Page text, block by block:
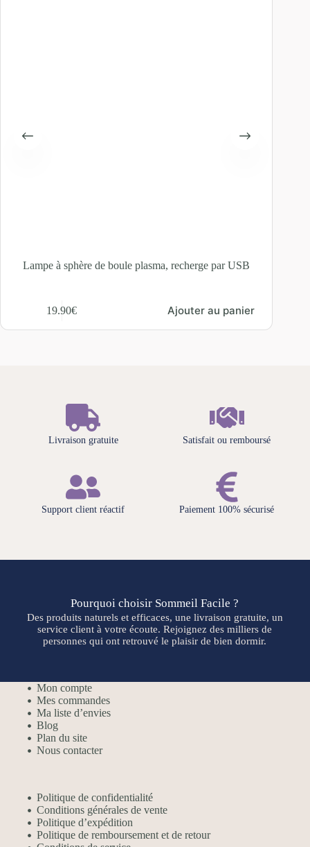
Lampe à sphère de boule plasma, recherge par USB
19.90€ Ajouter au panier
Livraison gratuite Satisfait ou remboursé
Support client réactif Paiement 100% sécurisé
Pourquoi choisir Sommeil Facile ?
Des produits naturels et efficaces, une livraison gratuite, un
service client à votre écoute. Rejoignez des milliers de
personnes qui ont retrouvé le plaisir de bien dormir.
Mon compte
Mes commandes
Ma liste d’envies
Blog
Plan du site
Nous contacter
Politique de confidentialité
Conditions générales de vente
Politique d’expédition
Politique de remboursement et de retour